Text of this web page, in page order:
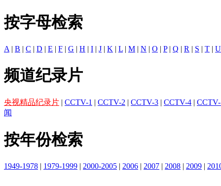
按字母检索
A | B | C | D | E | F | G | H | I | J | K | L | M | N | O | P| Q | R | S | T | U
频道纪录片
央视精品纪录片 | CCTV-1 | CCTV-2 | CCTV-3 | CCTV-4 |
闻
按年份检索
1949-1978 | 1979-1999 | 2000-2005 | 2006 | 2007 | 2008 | 2009 |